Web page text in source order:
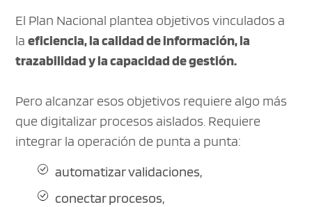
El Plan Nacional plantea objetivos vinculados a
la eficiencia, la calidad de información, la
trazabilidad y la capacidad de gestión.
Pero alcanzar esos objetivos requiere algo más
que digitalizar procesos aislados. Requiere
integrar la operación de punta a punta:
automatizar validaciones,
conectar procesos,